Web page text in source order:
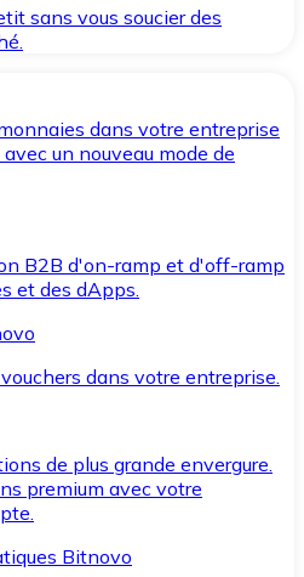
sans vous soucier des
dans votre entreprise
un nouveau mode de
B2B d'on-ramp et d'off-ramp
et des dApps.
dans votre entreprise.
de plus grande envergure.
premium avec votre
Bitnovo